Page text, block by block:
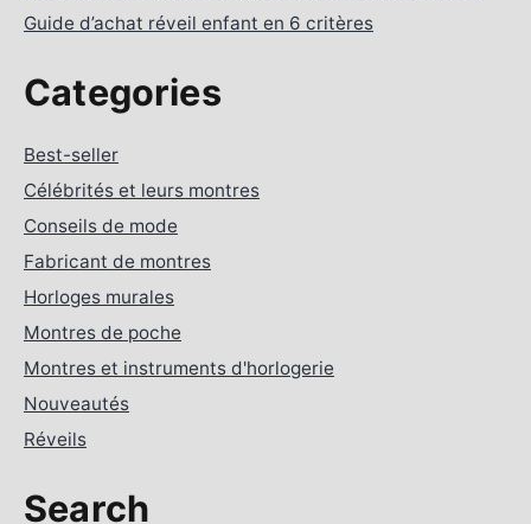
Guide d’achat réveil enfant en 6 critères
Categories
Best-seller
Célébrités et leurs montres
Conseils de mode
Fabricant de montres
Horloges murales
Montres de poche
Montres et instruments d'horlogerie
Nouveautés
Réveils
Search